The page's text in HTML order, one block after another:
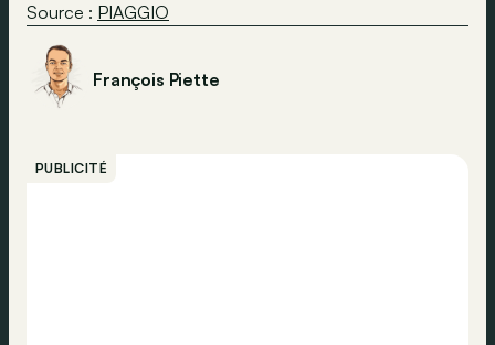
Source : PIAGGIO
François Piette
PUBLICITÉ